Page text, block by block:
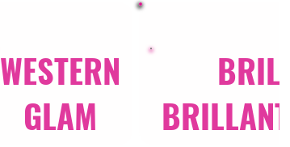
WESTERN
GLAM